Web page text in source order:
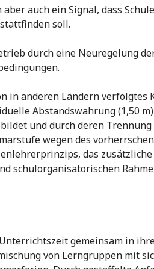
auch ein Signal, dass
soll.
durch eine Neuregelung
anderen Ländern verfolgtes
Abstandswahrung (1,50
und durch deren
wegen des
das
schulorganisatorischen
gemeinsam in
von Lerngruppen mit